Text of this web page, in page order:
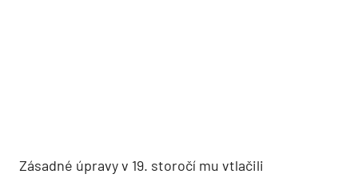
Zásadné úpravy v 19. storočí mu vtlačili